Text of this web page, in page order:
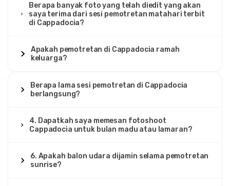
Balon Udara Panas
Foto rata-rata, mengharapkan lebih banyak editan.
DH
Dalia Hassan
Tur Pemotretan Cappadocia – Matahari Terbit &
Tim yang hebat, gambar yang indah.
Berapa banyak foto yang telah diedit yang akan
saya terima dari sesi pemotretan matahari terbit
di Cappadocia?
Apakah pemotretan di Cappadocia ramah
keluarga?
Berapa lama sesi pemotretan di Cappadocia
berlangsung?
4. Dapatkah saya memesan fotoshoot
Cappadocia untuk bulan madu atau lamaran?
6. Apakah balon udara dijamin selama pemotretan
sunrise?